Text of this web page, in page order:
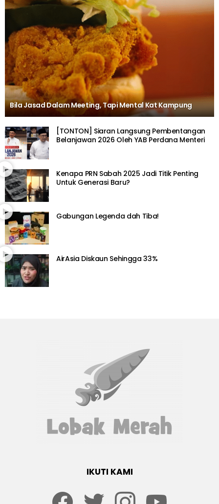
Bila Jasad Dalam Meeting, Tapi Mental Kat Kampung
[TONTON] Siaran Langsung Pembentangan
Belanjawan 2026 Oleh YAB Perdana Menteri
Kenapa PRN Sabah 2025 Jadi Titik Penting
Untuk Generasi Baru?
Gabungan Legenda dah Tiba!
AirAsia Diskaun Sehingga 33%
IKUTI KAMI